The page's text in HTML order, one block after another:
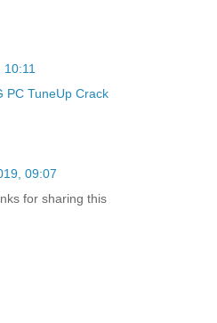
PC TuneUp Crack
09:07
for sharing this